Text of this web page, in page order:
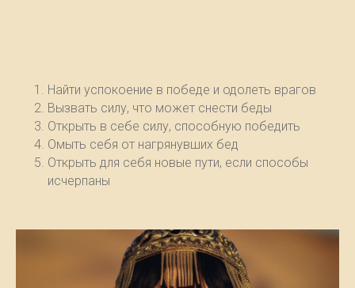
Найти успокоение в победе и одолеть врагов
Вызвать силу, что может снести беды
Открыть в себе силу, способную победить
Омыть себя от нагрянувших бед
Открыть для себя новые пути, если способы
исчерпаны